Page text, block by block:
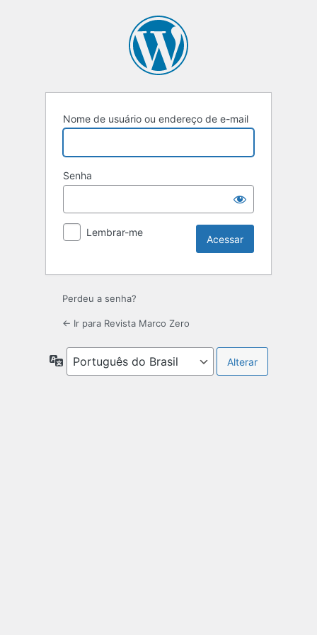
Nome de usuário ou endereço de e-mail
Senha
Lembrar-me
Perdeu a senha?
← Ir para Revista Marco Zero
Idioma